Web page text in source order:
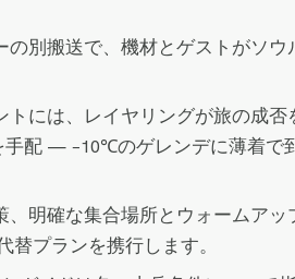
別搬送で、機材とゲストがソ
には、レイヤリングが旅の成
配 — −10℃のゲレンデに薄着で
明確な集合場所とウォームア
プランを携行します。